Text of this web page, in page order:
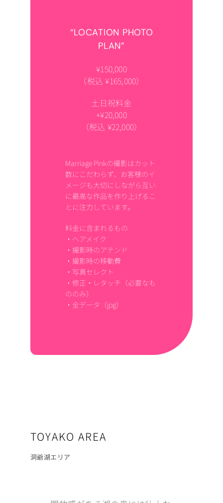
“LOCATION PHOTO
PLAN”
¥150,000
（税込 ¥165,000）
土日祝料金
+¥20,000
（税込 ¥22,000）
Marriage Pinkの撮影はカット
数にこだわらず、お客様のイ
メージも大切にしながら互い
に最高な作品を作り上げるこ
とに注力しています。
料金に含まれるもの
・ヘアメイク
・撮影時のアテンド
・撮影時の移動費
・写真セレクト
・修正・レタッチ（必要なも
ののみ）
・全データ（jpg）
TOYAKO AREA
洞爺湖エリア